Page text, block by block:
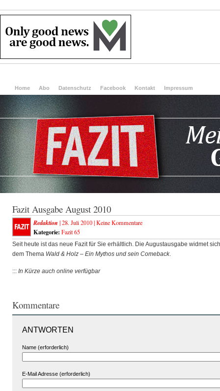
Home Abo Datenschutz Facebook Kontakt Impressum
Fazit Ausgabe August 2010
Redaktion | 28. Juli 2010 |Keine Kommentare
Kategorie: Fazit 65
Seit heute ist das neue Fazit für Sie erhältlich. Die Augustausgabe widmet sich
dem Thema Wald & Holz – Ein Mythos und sein Comeback.
::: In Kürze auch online verfügbar
Kommentare
ANTWORTEN
Name (erforderlich)
E-Mail Adresse (erforderlich)